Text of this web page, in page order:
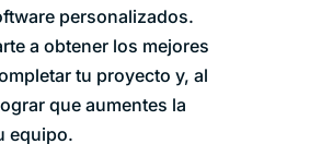
personalizados.
a obtener los mejores
tu proyecto y, al
que aumentes la
equipo.